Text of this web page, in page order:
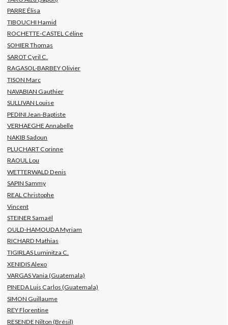
PARRE Élisa
TIBOUCHI Hamid
ROCHETTE-CASTEL Céline
SOHIER Thomas
SAROT Cyril C.
RAGASOL-BARBEY Olivier
TISON Marc
NAVABIAN Gauthier
SULLIVAN Louise
PEDINI Jean-Baptiste
VERHAEGHE Annabelle
NAKIB Sadoun
PLUCHART Corinne
RAOUL Lou
WETTERWALD Denis
SAPIN Sammy
REAL Christophe
Vincent
STEINER Samaël
OULD-HAMOUDA Myriam
RICHARD Mathias
TIGIRLAS Luminitza C.
XENIDIS Alexo
VARGAS Vania (Guatemala)
PINEDA Luis Carlos (Guatemala)
SIMON Guillaume
REY Florentine
RESENDE Nilton (Brésil)